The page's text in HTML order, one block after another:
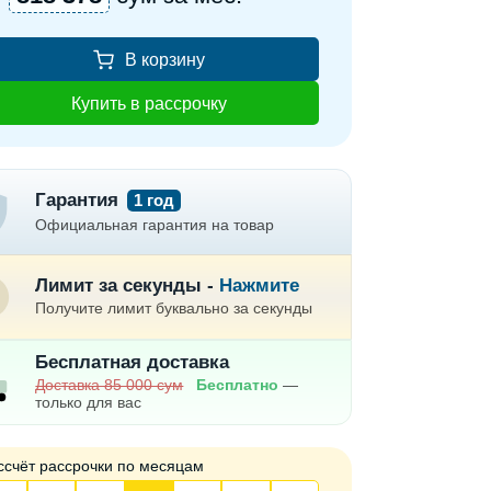
В корзину
Купить в рассрочку
Гарантия 1 год
Официальная гарантия на товар
Лимит за секунды - Нажмите
Получите лимит буквально за секунды
Бесплатная доставка
Доставка 85 000 сум Бесплатно —
только для вас
рассрочки по месяцам